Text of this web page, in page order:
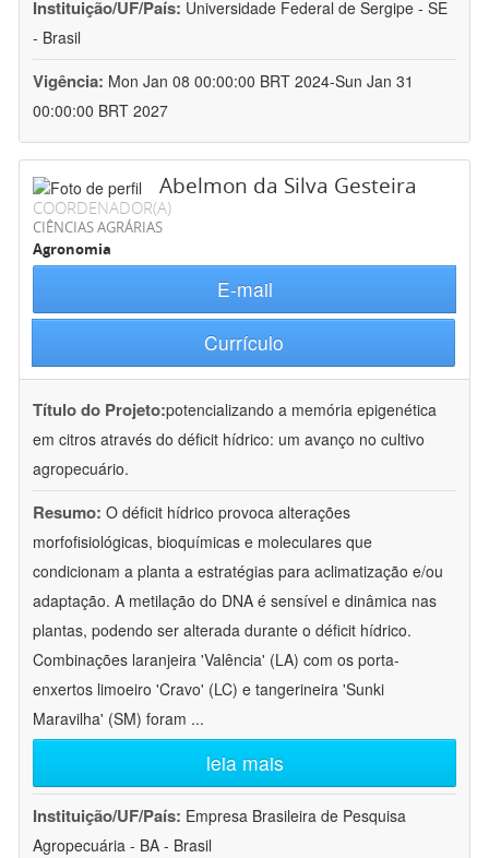
Instituição/UF/País: Universidade Federal de Sergipe - SE
- Brasil
Vigência: Mon Jan 08 00:00:00 BRT 2024-Sun Jan 31
00:00:00 BRT 2027
Abelmon da Silva Gesteira
COORDENADOR(A)
CIÊNCIAS AGRÁRIAS
Agronomia
E-mail
Currículo
Título do Projeto:potencializando a memória epigenética
em citros através do déficit hídrico: um avanço no cultivo
agropecuário.
Resumo: O déficit hídrico provoca alterações
morfofisiológicas, bioquímicas e moleculares que
condicionam a planta a estratégias para aclimatização e/ou
adaptação. A metilação do DNA é sensível e dinâmica nas
plantas, podendo ser alterada durante o déficit hídrico.
Combinações laranjeira 'Valência' (LA) com os porta-
enxertos limoeiro 'Cravo' (LC) e tangerineira 'Sunki
Maravilha' (SM) foram ...
leia mais
Instituição/UF/País: Empresa Brasileira de Pesquisa
Agropecuária - BA - Brasil